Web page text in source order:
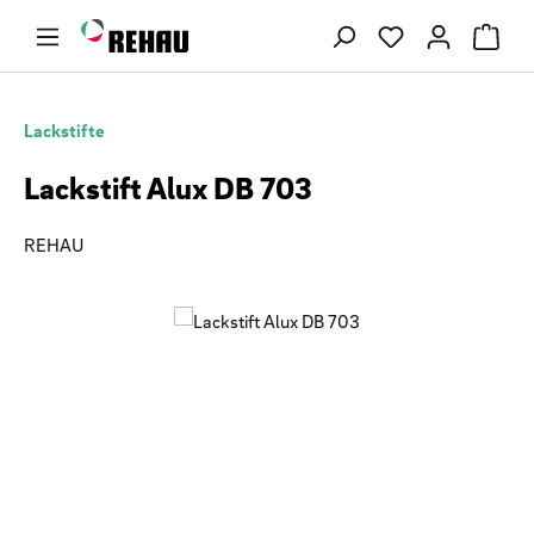
Zum Hauptinhalt springen Du hast 0
Lackstifte
Lackstift Alux DB 703
REHAU
Bildergalerie überspringen